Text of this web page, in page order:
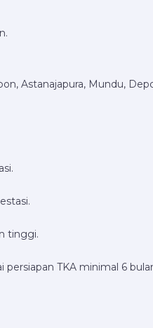
Astanajapura, Mundu,
tinggi.
TKA minimal 6